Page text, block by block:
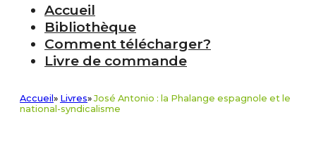
Accueil
Bibliothèque
Comment télécharger?
Livre de commande
Accueil » Livres»José Antonio : la Phalange espagnole et le
national-syndicalisme